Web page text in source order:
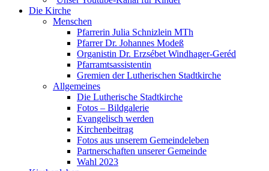
Die Kirche
Menschen
Pfarrerin Julia Schnizlein MTh
Pfarrer Dr. Johannes Modeß
Organistin Dr. Erzsébet Windhager-Geréd
Pfarramtsassistentin
Gremien der Lutherischen Stadtkirche
Allgemeines
Die Lutherische Stadtkirche
Fotos – Bildgalerie
Evangelisch werden
Kirchenbeitrag
Fotos aus unserem Gemeindeleben
Partnerschaften unserer Gemeinde
Wahl 2023